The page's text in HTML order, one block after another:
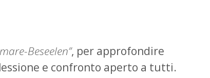
Beseelen”, per approfondire
e confronto aperto a tutti.